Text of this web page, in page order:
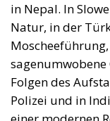
in Nepal. In
Natur, in der
Folgen des
Polizei und in